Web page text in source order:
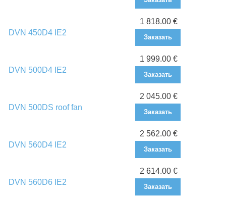
DVN 450D4 IE2
1 818.00 €
Заказать
DVN 500D4 IE2
1 999.00 €
Заказать
DVN 500DS roof fan
2 045.00 €
Заказать
DVN 560D4 IE2
2 562.00 €
Заказать
DVN 560D6 IE2
2 614.00 €
Заказать